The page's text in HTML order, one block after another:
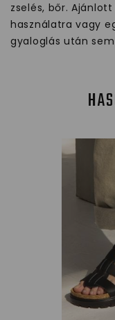
zselés, bőr.
használatra vagy
gyaloglás után